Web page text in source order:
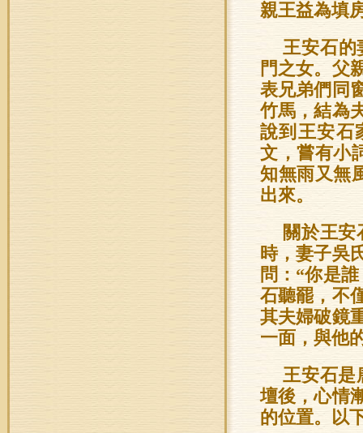
親王益為填
王安石的
門之女。父
表兄弟們同
竹馬，結為
說到王安石
文，嘗有小
知無雨又無
出來。
關於王
時，妻子吳
問：“你是
石聽罷，不
其夫婦破鏡
一面，與他
王安石是
壇後，心情
的位置。以